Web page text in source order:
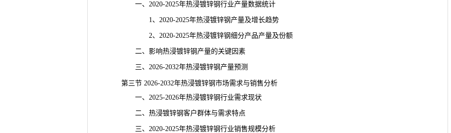
一、2020-2025年热浸镀锌钢行业产量数据统计
1、2020-2025年热浸镀锌钢产量及增长趋势
2、2020-2025年热浸镀锌钢细分产品产量及份额
二、影响热浸镀锌钢产量的关键因素
三、2026-2032年热浸镀锌钢产量预测
第三节 2026-2032年热浸镀锌钢市场需求与销售分析
一、2025-2026年热浸镀锌钢行业需求现状
二、热浸镀锌钢客户群体与需求特点
三、2020-2025年热浸镀锌钢行业销售规模分析